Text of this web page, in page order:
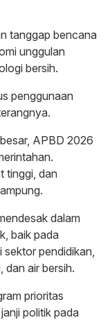
tanggap bencana
unggulan
bersih.
penggunaan
APBD 2026
tinggi, dan
dalam
baik pada
pendidikan,
dan air bersih.
prioritas
politik pada